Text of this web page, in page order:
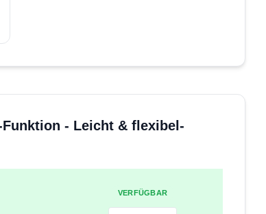
Funktion - Leicht & flexibel-
VERFÜGBAR